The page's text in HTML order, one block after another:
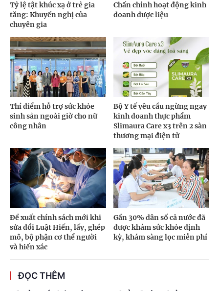
Tỷ lệ tật khúc xạ ở trẻ gia
tăng: Khuyến nghị của
chuyên gia
Chấn chỉnh hoạt động kinh
doanh dược liệu
Thí điểm hỗ trợ sức khỏe
sinh sản ngoài giờ cho nữ
công nhân
Bộ Y tế yêu cầu ngừng ngay
kinh doanh thực phẩm
Slimaura Care x3 trên 2 sàn
thương mại điện tử
Đề xuất chính sách mới khi
sửa đổi Luật Hiến, lấy, ghép
mô, bộ phận cơ thể người
và hiến xác
Gần 30% dân số cả nước đã
được khám sức khỏe định
kỳ, khám sàng lọc miễn phí
ĐỌC THÊM